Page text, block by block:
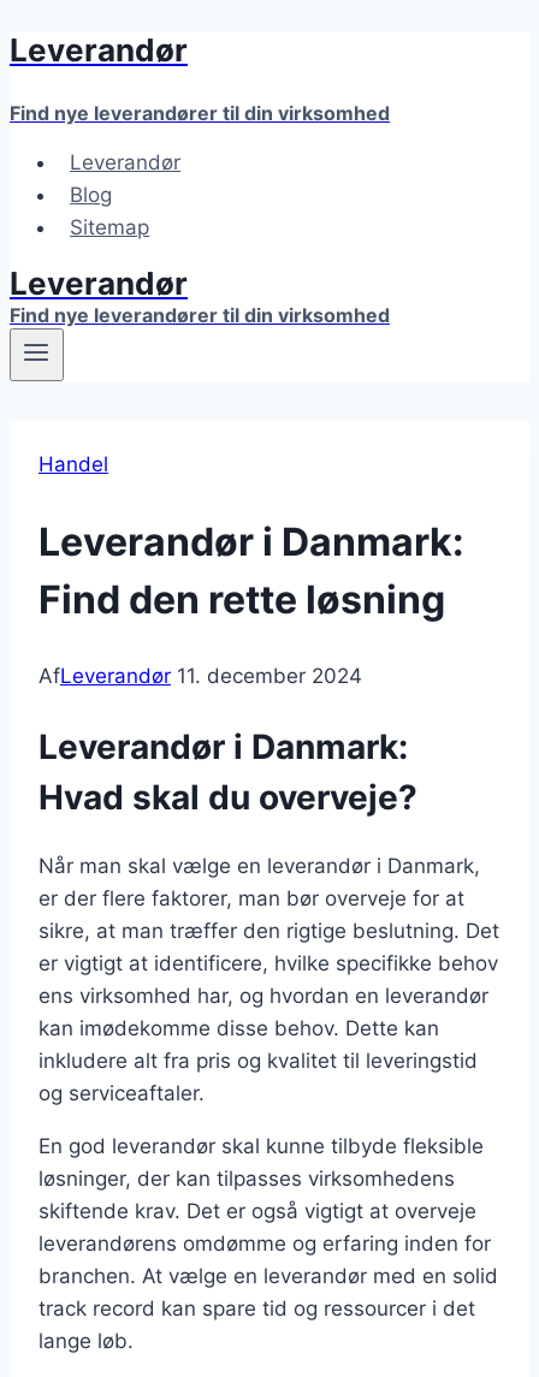
Fortsæt
indhold
Leverandør
Find nye leverandører til din virksomhed
Leverandør
Blog
Sitemap
Leverandør
Find nye leverandører til din virksomhed
Handel
Leverandør i Danmark:
Find den rette løsning
AfLeverandør 11. december 2024
Leverandør i Danmark:
Hvad skal du overveje?
Når man skal vælge en leverandør i Danmark,
er der flere faktorer, man bør overveje for at
sikre, at man træffer den rigtige beslutning. Det
er vigtigt at identificere, hvilke specifikke behov
ens virksomhed har, og hvordan en leverandør
kan imødekomme disse behov. Dette kan
inkludere alt fra pris og kvalitet til leveringstid
og serviceaftaler.
En god leverandør skal kunne tilbyde fleksible
løsninger, der kan tilpasses virksomhedens
skiftende krav. Det er også vigtigt at overveje
leverandørens omdømme og erfaring inden for
branchen. At vælge en leverandør med en solid
track record kan spare tid og ressourcer i det
lange løb.